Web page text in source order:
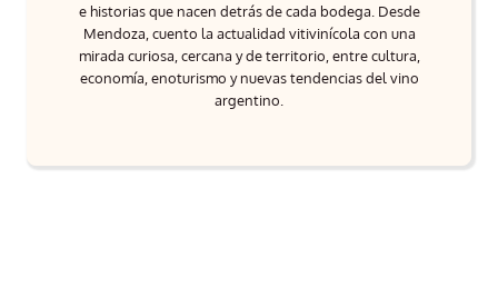
e historias que nacen detrás de cada bodega. Desde
Mendoza, cuento la actualidad vitivinícola con una
mirada curiosa, cercana y de territorio, entre cultura,
economía, enoturismo y nuevas tendencias del vino
argentino.